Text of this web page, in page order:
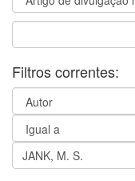
Filtros correntes: